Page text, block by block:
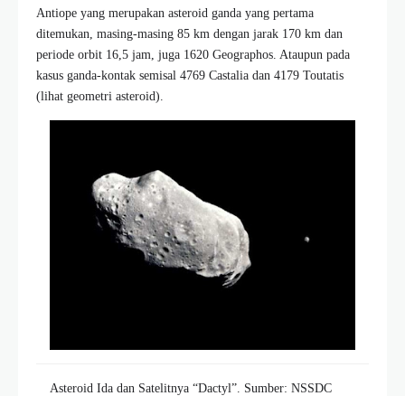
Antiope yang merupakan asteroid ganda yang pertama
ditemukan, masing-masing 85 km dengan jarak 170 km dan
periode orbit 16,5 jam, juga 1620 Geographos. Ataupun pada
kasus ganda-kontak semisal 4769 Castalia dan 4179 Toutatis
(lihat geometri asteroid).
Asteroid Ida dan Satelitnya “Dactyl”. Sumber: NSSDC